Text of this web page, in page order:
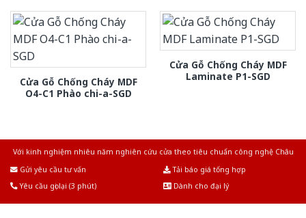
Cửa Gỗ Chống Cháy MDF
O4-C1 Phào chi-a-SGD
Cửa Gỗ Chống Cháy MDF
Laminate P1-SGD
Với kinh nghiệm nhiêu năm nghiên cứu cửa theo tiêu chuẩn công nghệ Châu
Gửi yêu cầu tư vấn
Tải báo giá tổng hợp
Yêu cầu gọi lại (3 phút)
Dành cho đại lý